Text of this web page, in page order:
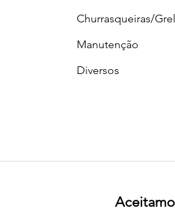
Churrasqueiras/
Manutenção
Diversos